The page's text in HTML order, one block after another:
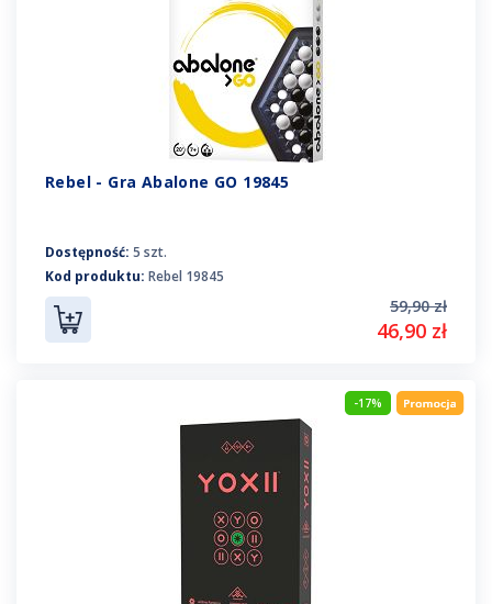
Rebel - Gra Abalone GO 19845
Dostępność: 5 szt.
Kod produktu: Rebel 19845
59,90 zł
46,90 zł
-17%